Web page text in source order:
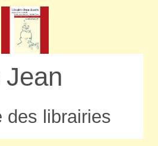
des librairies